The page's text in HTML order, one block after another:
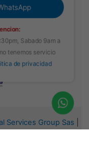
Services Group Sas
Sabado 9am a
tenemos servicio